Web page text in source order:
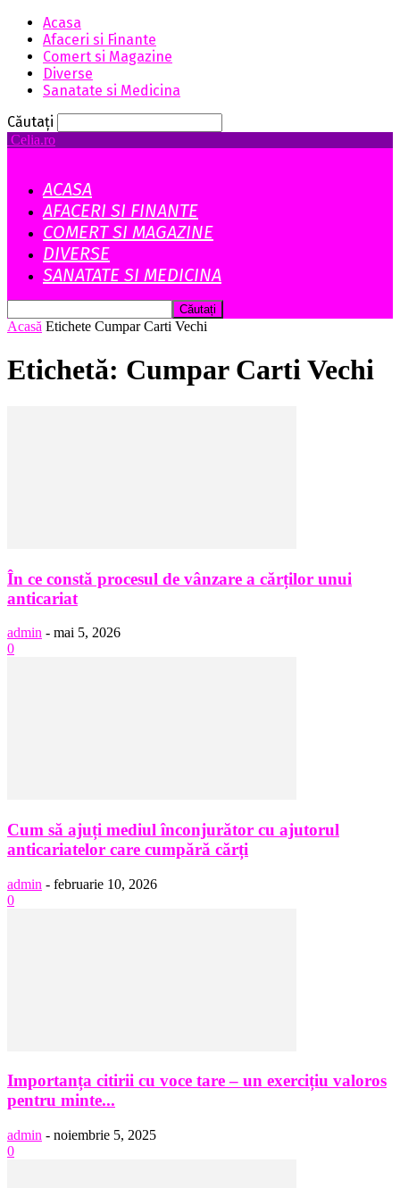
Acasa
Afaceri si Finante
Comert si Magazine
Diverse
Sanatate si Medicina
Căutați
Celia.ro
ACASA
AFACERI SI FINANTE
COMERT SI MAGAZINE
DIVERSE
SANATATE SI MEDICINA
Acasă Etichete Cumpar Carti Vechi
Etichetă: Cumpar Carti Vechi
În ce constă procesul de vânzare a cărților unui
anticariat
admin - mai 5, 2026
0
Cum să ajuți mediul înconjurător cu ajutorul
anticariatelor care cumpără cărți
admin - februarie 10, 2026
0
Importanța citirii cu voce tare – un exercițiu valoros
pentru minte...
admin - noiembrie 5, 2025
0